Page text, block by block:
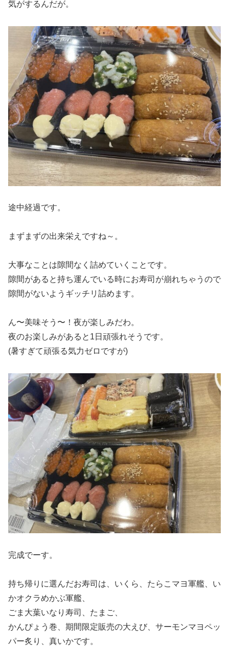
気がするんだが。
途中経過です。
まずまずの出来栄えですね～。
大事なことは隙間なく詰めていくことです。
隙間があると持ち運んでいる時にお寿司が崩れちゃうので
隙間がないようギッチリ詰めます。
ん〜美味そう〜！夜が楽しみだわ。
夜のお楽しみがあると1日頑張れそうです。
(暑すぎて頑張る気力ゼロですが)
完成でーす。
持ち帰りに選んだお寿司は、いくら、たらこマヨ軍艦、い
かオクラめかぶ軍艦、
ごま大葉いなり寿司、たまご、
かんぴょう巻、期間限定販売の大えび、サーモンマヨペッ
パー炙り、真いかです。